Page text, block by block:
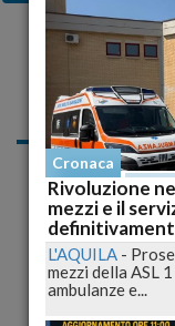
Notizie
Agosto
Cronaca
Cronaca
Rivoluzione
mezzi e il
L'AQUILA -
mezzi della ASL
ambulanze e...